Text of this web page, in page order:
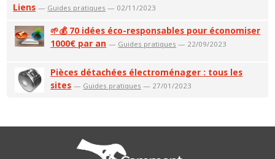
Liens — Guides pratiques — 02/11/2023
🌱💰 70 idées éco-responsables pour économiser
1000€ par an — Guides pratiques — 22/09/2023
Pièces détachées électroménager : tous les
sites — Guides pratiques — 27/01/2023